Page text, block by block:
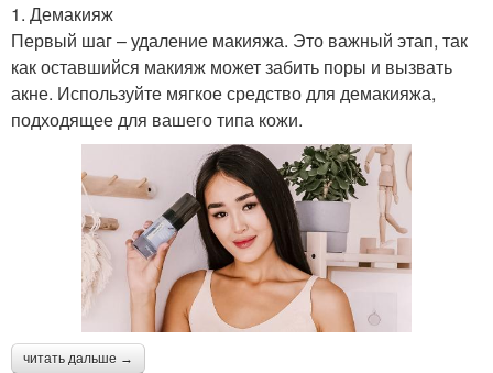
1. Демакияж
Первый шаг – удаление макияжа. Это важный этап, так
как оставшийся макияж может забить поры и вызвать
акне. Используйте мягкое средство для демакияжа,
подходящее для вашего типа кожи.
читать дальше →